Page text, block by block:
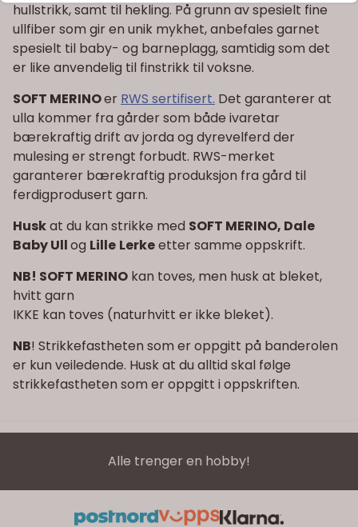
hullstrikk, samt til hekling. På grunn av spesielt fine
ullfiber som gir en unik mykhet, anbefales garnet
spesielt til baby- og barneplagg, samtidig som det
er like anvendelig til finstrikk til voksne.
SOFT MERINOer RWS sertifisert. Det garanterer at
ulla kommer fra gårder som både ivaretar
bærekraftig drift av jorda og dyrevelferd der
mulesing er strengt forbudt. RWS-merket
garanterer bærekraftig produksjon fra gård til
ferdigprodusert garn.
Huskat du kan strikke med SOFT MERINO, Dale
Baby Ullog Lille Lerkeetter samme oppskrift.
NB! SOFT MERINO kan toves, men husk at bleket,
hvitt garn
IKKE kan toves (naturhvitt er ikke bleket).
NB! Strikkefastheten som er oppgitt på banderolen
er kun veiledende. Husk at du alltid skal følge
strikkefastheten som er oppgitt i oppskriften.
Alle trenger en hobby!